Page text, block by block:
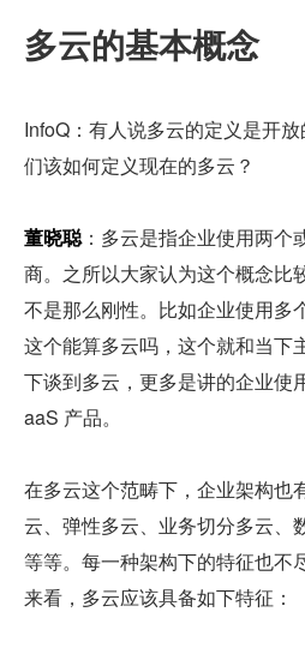
多云的基本概念
InfoQ：有人说多云的定义是开
们该如何定义现在的多云？
董晓聪：多云是指企业使用两个
商。之所以大家认为这个概念比
不是那么刚性。比如企业使用多
这个能算多云吗，这个就和当下
下谈到多云，更多是讲的企业使
aaS 产品。
在多云这个范畴下，企业架构也
云、弹性多云、业务切分多云、
等等。每一种架构下的特征也不
来看，多云应该具备如下特征：